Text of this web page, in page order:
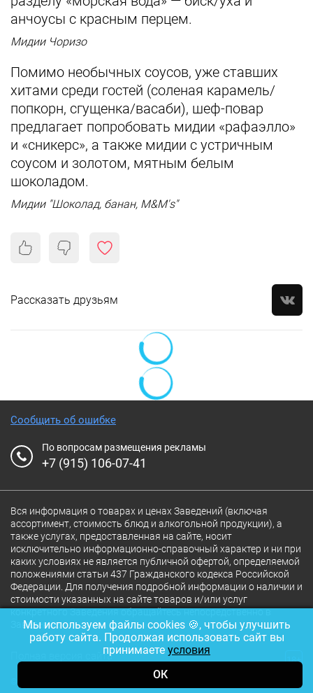
анчоусы с красным перцем.
Мидии Чоризо
Помимо необычных соусов, уже ставших
хитами среди гостей (соленая карамель/
попкорн, сгущенка/васаби), шеф-повар
предлагает попробовать мидии «рафаэлло»
и «сникерс», а также мидии с устричным
соусом и золотом, мятным белым
шоколадом.
Мидии "Шоколад, банан, М&М's"
Рассказать друзьям
Сообщить об ошибке
По вопросам размещения рекламы
+7 (915) 106-07-41
Вся информация о товарах и ценах Заведений (включая
ассортимент, стоимость блюд и алкогольной продукции), а
также услугах, предоставленная на сайте, носит
исключительно информационно-справочный характер и ни при
каких условиях не является публичной офертой, определяемой
положениями статьи 437 Гражданского кодекса Российской
Федерации. Для получения подробной информации о наличии и
стоимости указанных на сайте товаров и/или услуг
конкретного Заведения обращайтесь непосредственно в
Заведение.
Полная версия сайта 18+
Мы используем файлы cookies 🍪, чтобы улучшить
работу сайта. Продолжая использовать сайт вы
принимаете условия
ОК